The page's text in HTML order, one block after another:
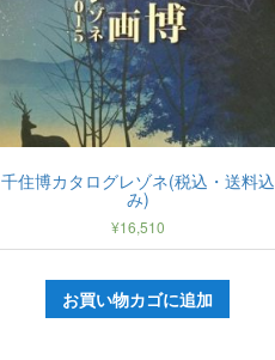
千住博カタログレゾネ(税込・送料込
み)
¥16,510
お買い物カゴに追加